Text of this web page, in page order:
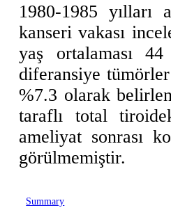
1980-1985
kanseri vakası
yaş ortalaması
diferansiye
%7.3 olarak
taraflı total
ameliyat sonrası
görülmemiştir.
Summary